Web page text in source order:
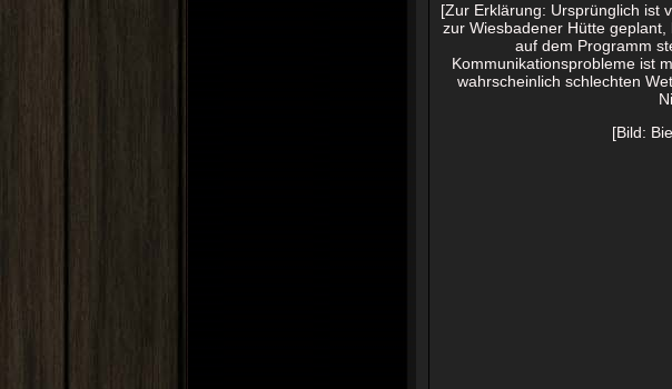
[Zur Erklärung: Ursprünglich ist
zur Wiesbadener Hütte
auf dem Programm
Kommunikationsprobleme ist
wahrscheinlich schlechten
[Bild: